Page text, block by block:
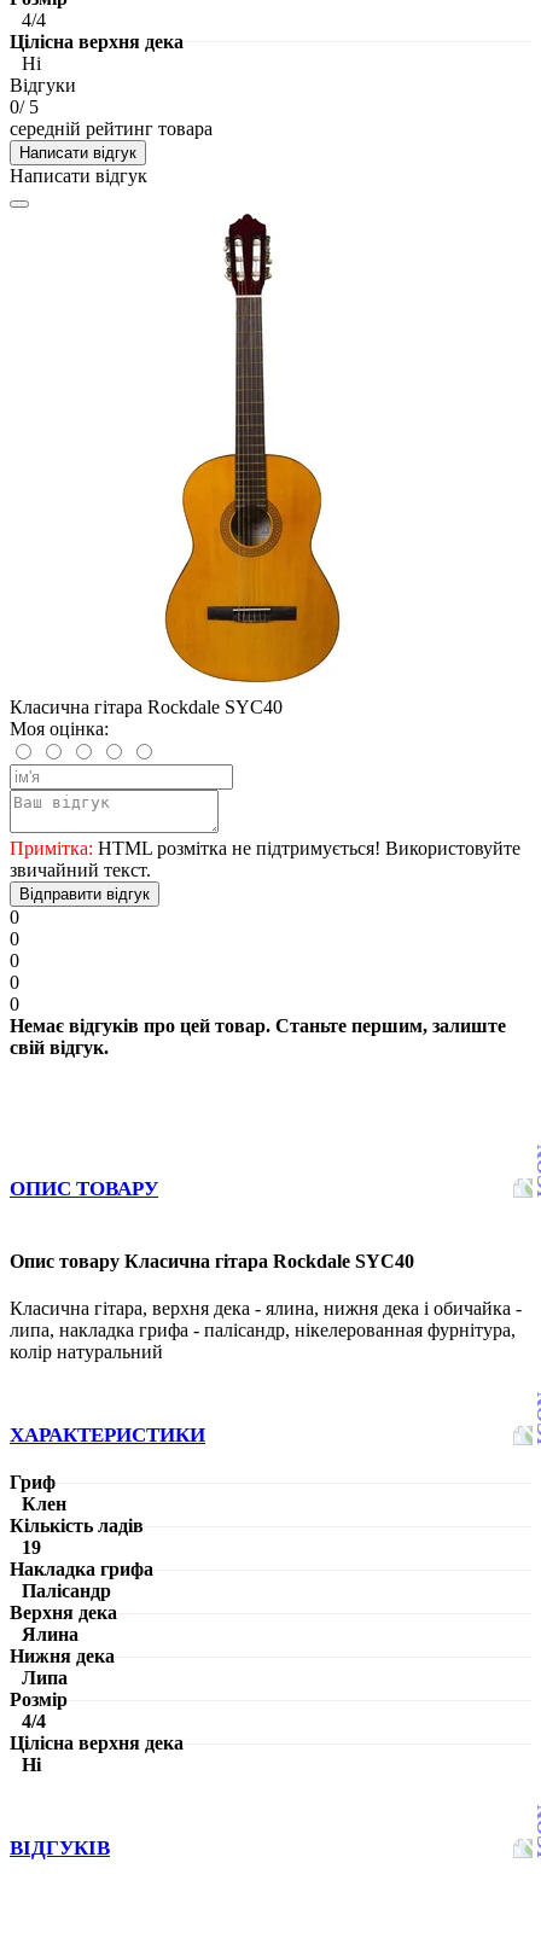
4/4
Цілісна верхня дека
Ні
Відгуки
0/ 5
середній рейтинг товара
Написати відгук
Написати відгук
Класична гітара Rockdale SYC40
Моя оцінка:
Примітка: HTML розмітка не підтримується! Використовуйте
звичайний текст.
Відправити відгук
0
0
0
0
0
Немає відгуків про цей товар. Станьте першим, залиште
свій відгук.
ОПИС ТОВАРУ
Опис товару Класична гітара Rockdale SYC40
Класична гітара, верхня дека - ялина, нижня дека і обичайка -
липа, накладка грифа - палісандр, нікелерованная фурнітура,
колір натуральний
ХАРАКТЕРИСТИКИ
Гриф
Клен
Кількість ладів
19
Накладка грифа
Палісандр
Верхня дека
Ялина
Нижня дека
Липа
Розмір
4/4
Цілісна верхня дека
Ні
ВІДГУКІВ